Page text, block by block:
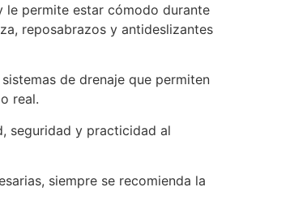
le permite estar cómodo durante
reposabrazos y antideslizantes
de drenaje que permiten
real.
seguridad y practicidad al
siempre se recomienda la